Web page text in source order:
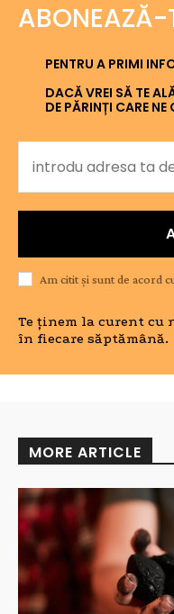
ABONEAZĂ-
PENTRU A PRIMI
DACĂ VREI SĂ TE
DE PĂRINȚI CARE
Am citit și sunt de acord
Te ținem la curent cu
în fiecare săptămână.
MORE ARTICLE